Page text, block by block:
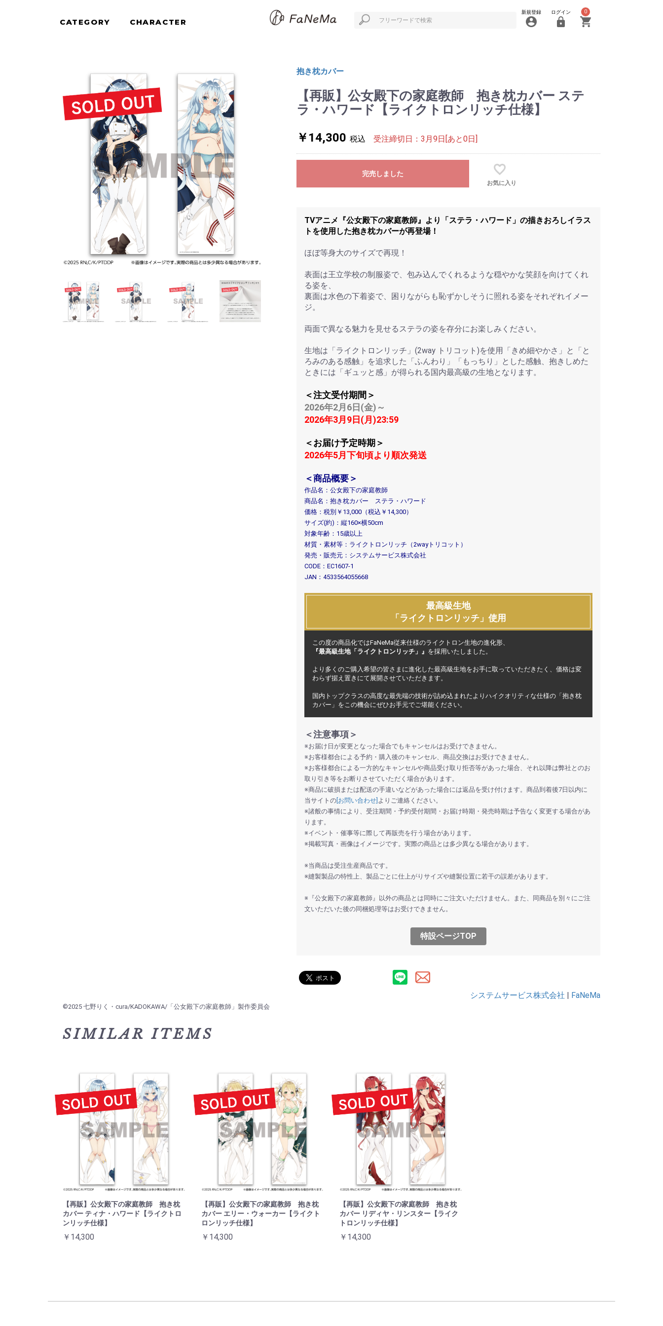
CATEGORY CHARACTER
新規登録 ログイン 0
抱き枕カバー
【再販】公女殿下の家庭教師 抱き枕カバー ステ
ラ・ハワード【ライクトロンリッチ仕様】
￥14,300 税込 受注締切日：3月9日[あと0日]
完売しました
お気に入り
お買い物を続ける カートへ進む
TVアニメ『公女殿下の家庭教師』より「ステラ・ハワード」の描きおろしイラス
トを使用した抱き枕カバーが再登場！
ほぼ等身大のサイズで再現！
表面は王立学校の制服姿で、包み込んでくれるような穏やかな笑顔を向けてくれ
る姿を、
裏面は水色の下着姿で、困りながらも恥ずかしそうに照れる姿をそれぞれイメー
ジ。
両面で異なる魅力を見せるステラの姿を存分にお楽しみください。
生地は「ライクトロンリッチ」(2way トリコット)を使用「きめ細やかさ」と「と
ろみのある感触」を追求した「ふんわり」「もっちり」とした感触、抱きしめた
ときには「ギュッと感」が得られる国内最高級の生地となります。
＜注文受付期間＞
2026年2月6日(金)～
2026年3月9日(月)23:59
＜お届け予定時期＞
2026年5月下旬頃より順次発送
＜商品概要＞
作品名：公女殿下の家庭教師
商品名：抱き枕カバー ステラ・ハワード
価格：税別￥13,000（税込￥14,300）
サイズ(約)：縦160×横50cm
対象年齢：15歳以上
材質・素材等：ライクトロンリッチ（2wayトリコット）
発売・販売元：システムサービス株式会社
CODE：EC1607-1
JAN：4533564055668
最高級生地
「ライクトロンリッチ」使用
この度の商品化ではFaNeMa従来仕様のライクトロン生地の進化形、
『最高級生地「ライクトロンリッチ」』 を採用いたしました。
より多くのご購入希望の皆さまに進化した最高級生地をお手に取っていただきたく、価格は変
わらず据え置きにて展開させていただきます。
国内トップクラスの高度な最先端の技術が詰め込まれたよりハイクオリティな仕様の「抱き枕
カバー」をこの機会にぜひお手元でご堪能ください。
＜注意事項＞
※お届け日が変更となった場合でもキャンセルはお受けできません。
※お客様都合による予約・購入後のキャンセル、商品交換はお受けできません。
※お客様都合による一方的なキャンセルや商品受け取り拒否等があった場合、それ以降は弊社とのお
取り引き等をお断りさせていただく場合があります。
※商品に破損または配送の手違いなどがあった場合には返品を受け付けます。商品到着後7日以内に
当サイトの[お問い合わせ] よりご連絡ください。
※諸般の事情により、受注期間・予約受付期間・お届け時期・発売時期は予告なく変更する場合があ
ります。
※イベント・催事等に際して再販売を行う場合があります。
※掲載写真・画像はイメージです。実際の商品とは多少異なる場合があります。
※当商品は受注生産商品です。
※縫製製品の特性上、製品ごとに仕上がりサイズや縫製位置に若干の誤差があります。
※『公女殿下の家庭教師』以外の商品とは同時にご注文いただけません。また、同商品を別々にご注
文いただいた後の同梱処理等はお受けできません。
特設ページTOP
システムサービス株式会社 | FaNeMa
©2025 七野りく・cura/KADOKAWA/「公女殿下の家庭教師」製作委員会
SIMILAR ITEMS
【再販】公女殿下の家庭教師 抱き枕
カバー ティナ・ハワード【ライクトロ
ンリッチ仕様】
￥14,300
【再販】公女殿下の家庭教師 抱き枕
カバー エリー・ウォーカー【ライクト
ロンリッチ仕様】
￥14,300
【再販】公女殿下の家庭教師 抱き枕
カバー リディヤ・リンスター【ライク
トロンリッチ仕様】
￥14,300